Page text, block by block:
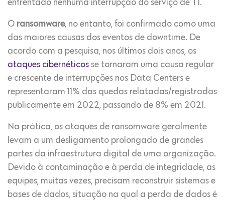
enfrentado nenhuma interrupção do serviço de TI.
O ransomware, no entanto, foi confirmado como uma
das maiores causas dos eventos de downtime. De
acordo com a pesquisa, nos últimos dois anos, os
ataques cibernéticos se tornaram uma causa regular
e crescente de interrupções nos Data Centers e
representaram 11% das quedas relatadas/registradas
publicamente em 2022, passando de 8% em 2021.
Na prática, os ataques de ransomware geralmente
levam a um desligamento prolongado de grandes
partes da infraestrutura digital de uma organização.
Devido à contaminação e à perda de integridade, as
equipes, muitas vezes, precisam reconstruir sistemas e
bases de dados, situação na qual a perda de dados é